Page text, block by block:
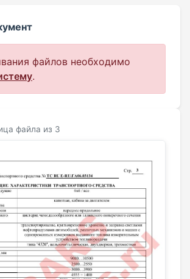
файлов необходимо
.
файла из 3